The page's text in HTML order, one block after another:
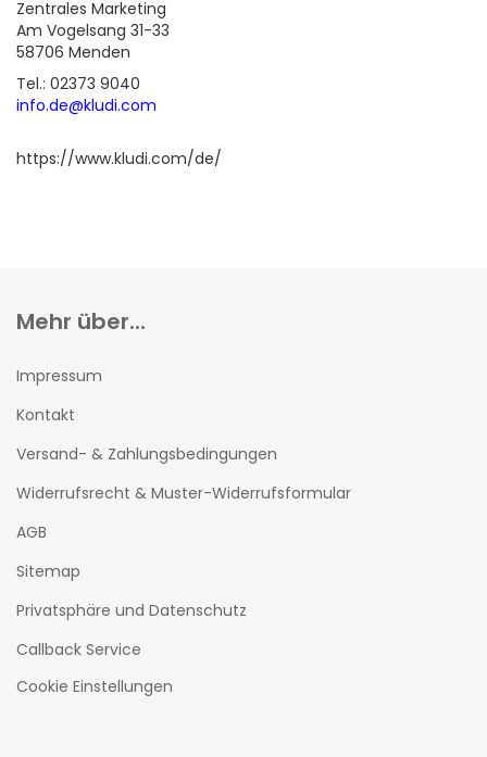
Zentrales Marketing
Am Vogelsang 31-33
58706 Menden
Tel.: 02373 9040
info.de@kludi.com
https://www.kludi.com/de/
Mehr über...
Impressum
Kontakt
Versand- & Zahlungsbedingungen
Widerrufsrecht & Muster-Widerrufsformular
AGB
Sitemap
Privatsphäre und Datenschutz
Callback Service
Cookie Einstellungen